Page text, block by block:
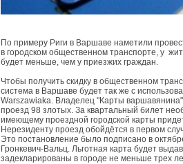
По примеру Риги в Варшаве наметили
в городском общественном транспорте, у
будет меньше, чем у приезжих граждан.
Чтобы получить скидку в общественном
система в Варшаве будет так же с
Warszawiaka. Владелец "Карты
проезд 98 злотых. За квартальный билет
имеющему проездной городской карты
Нерезиденту проезд обойдётся в первом
Это постановление было подписано в
Гронкевич-Вальц. Льготная карта будет
задекларированы в городе не меньше трех